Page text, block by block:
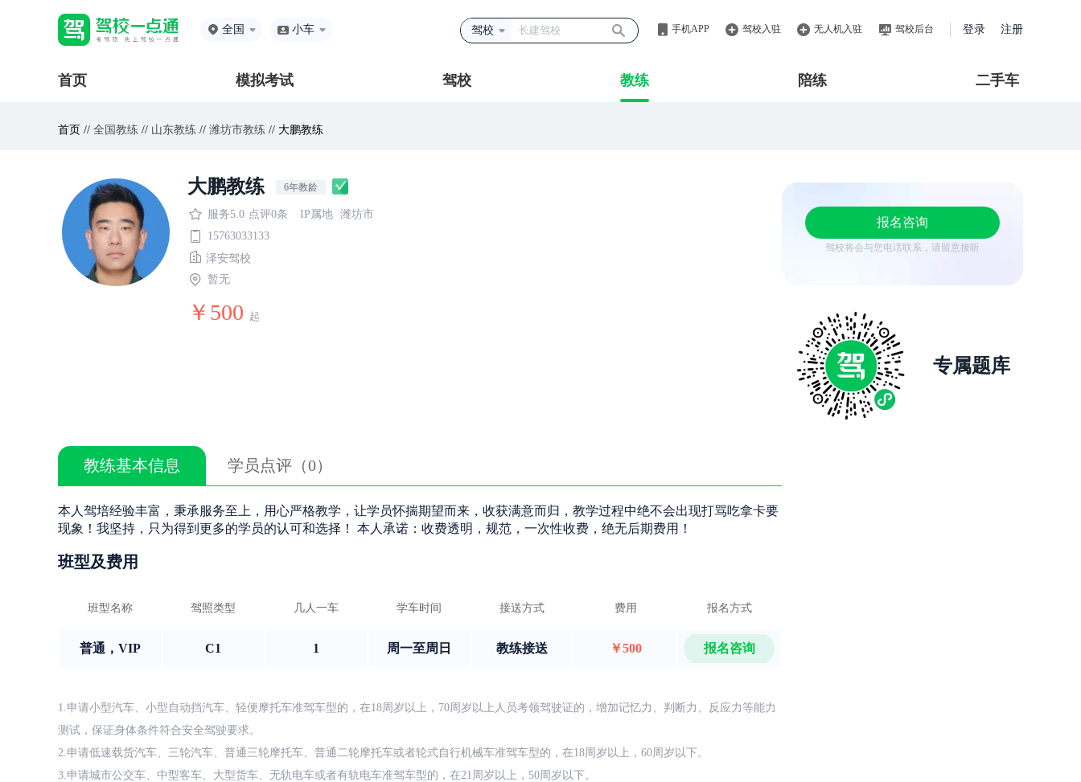
全国 小车 驾校 手机APP 驾校入驻 无人机入驻 驾校后台 登录 注册
首页 模拟考试 驾校 教练 陪练 二手车
首页 // 全国教练 // 山东教练 // 潍坊市教练 // 大鹏教练
大鹏教练 6年教龄
服务5.0 点评0条 IP属地 潍坊市
15763033133
泽安驾校
暂无
￥500 起
报名咨询
驾校将会与您电话联系，请留意接听
专属题库
教练基本信息 学员点评（0）
本人驾培经验丰富，秉承服务至上，用心严格教学，让学员怀揣期望而来，收获满意而归，教学过程中绝不会出现打骂吃拿卡要
现象！我坚持，只为得到更多的学员的认可和选择！ 本人承诺：收费透明，规范，一次性收费，绝无后期费用！
班型及费用
班型名称 驾照类型 几人一车 学车时间 接送方式 费用 报名方式
普通，VIP C1 1 周一至周日 教练接送 ￥500 报名咨询
1.申请小型汽车、小型自动挡汽车、轻便摩托车准驾车型的，在18周岁以上，70周岁以上人员考领驾驶证的，增加记忆力、判断力、反应力等能力
测试，保证身体条件符合安全驾驶要求。
2.申请低速载货汽车、三轮汽车、普通三轮摩托车、普通二轮摩托车或者轮式自行机械车准驾车型的，在18周岁以上，60周岁以下。
3.申请城市公交车、中型客车、大型货车、无轨电车或者有轨电车准驾车型的，在21周岁以上，50周岁以下。